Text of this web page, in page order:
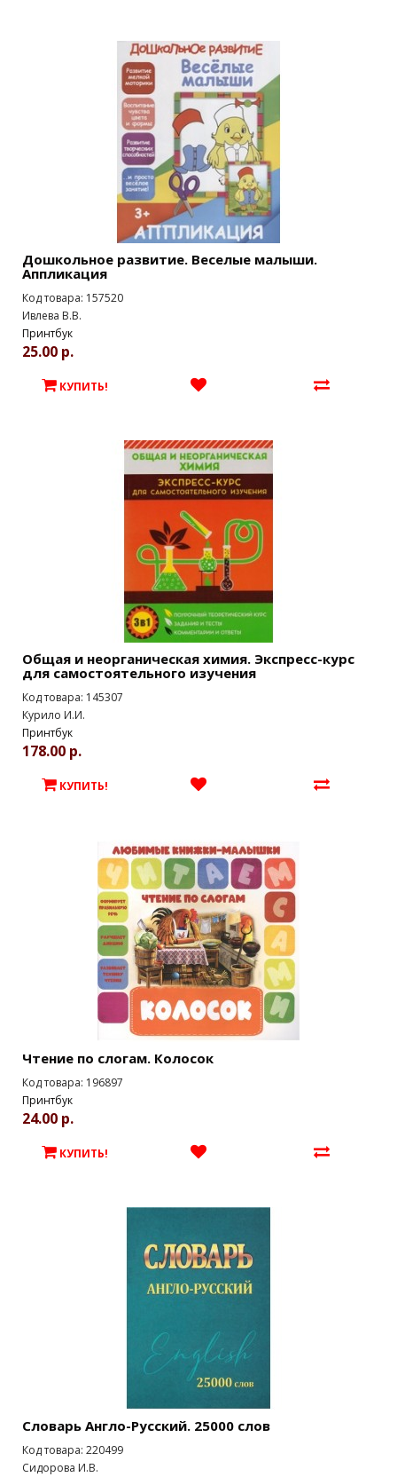
Дошкольное развитие. Веселые малыши.
Аппликация
Код товара: 157520
Ивлева В.В.
Принтбук
25.00 р.
КУПИТЬ!
Общая и неорганическая химия. Экспресс-курс
для самостоятельного изучения
Код товара: 145307
Курило И.И.
Принтбук
178.00 р.
КУПИТЬ!
Чтение по слогам. Колосок
Код товара: 196897
Принтбук
24.00 р.
КУПИТЬ!
Словарь Англо-Русский. 25000 слов
Код товара: 220499
Сидорова И.В.